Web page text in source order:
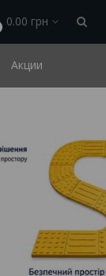
0.00 грн
Акции